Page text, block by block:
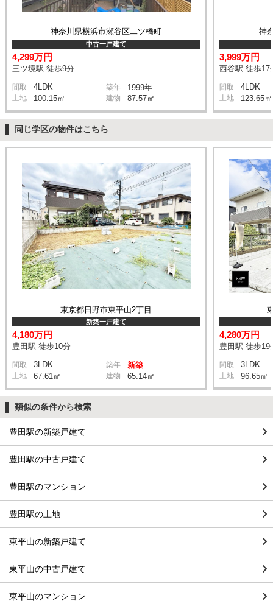
神奈川県横浜市瀬谷区二ツ橋町
中古一戸建て
4,299万円
三ツ境駅 徒歩9分
間取 4LDK 築年 1999年
土地 100.15㎡ 建物 87.57㎡
神
3,999万円
西谷駅 徒歩17
間取 4LDK
土地 123.65㎡
同じ学区の物件はこちら
東京都日野市東平山2丁目
新築一戸建て
4,180万円
豊田駅 徒歩10分
間取 3LDK 築年 新築
土地 67.61㎡ 建物 65.14㎡
4,280万円
豊田駅 徒歩19
間取 3LDK
土地 96.65㎡
類似の条件から検索
豊田駅の新築戸建て
豊田駅の中古戸建て
豊田駅のマンション
豊田駅の土地
東平山の新築戸建て
東平山の中古戸建て
東平山のマンション